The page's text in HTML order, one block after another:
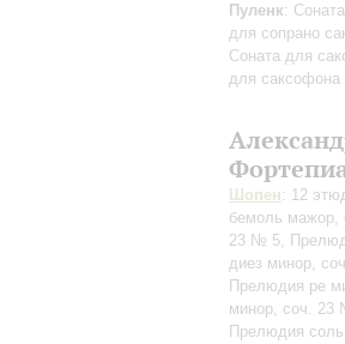
Пуленк:
для сопрано
Соната для
для саксофона
Шопен: 12
бемоль мажор,
23 № 5,
диез минор,
Прелюдия ре
минор, соч.
Прелюдия